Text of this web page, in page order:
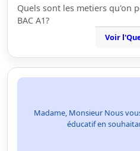
Quels sont les metiers qu'on
BAC A1?
Voir
Madame, Monsieur Nous
éducatif en